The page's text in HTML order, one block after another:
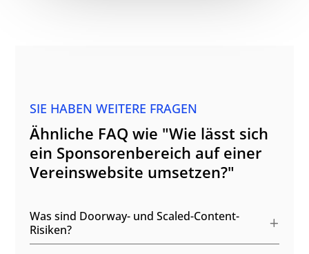
SIE HABEN WEITERE FRAGEN
Ähnliche FAQ wie "Wie lässt sich
ein Sponsorenbereich auf einer
Vereinswebsite umsetzen?"
Was sind Doorway- und Scaled-Content-
Risiken?